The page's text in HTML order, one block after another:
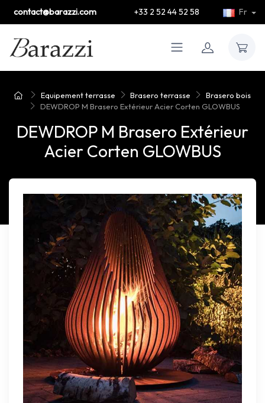
contact@barazzi.com +33 2 52 44 52 58 Fr
Equipement terrasse Brasero terrasse
Brasero bois
DEWDROP M Brasero Extérieur Acier Corten GLOWBUS
DEWDROP M Brasero Extérieur
Acier Corten GLOWBUS